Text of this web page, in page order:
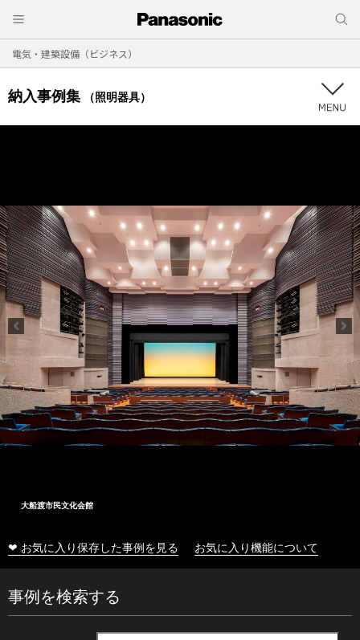
電気・建築設備（ビジネス）
納入事例集 （照明器具）
大船渡市民文化会館
❤ お気に入り保存した事例を見る お気に入り機能について
事例を検索する